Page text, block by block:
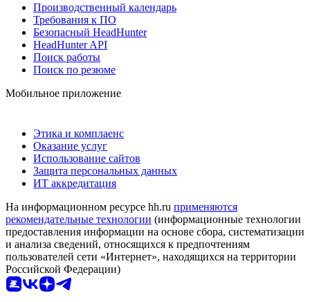
Производственный календарь
Требования к ПО
Безопасный HeadHunter
HeadHunter API
Поиск работы
Поиск по резюме
Мобильное приложение
Этика и комплаенс
Оказание услуг
Использование сайтов
Защита персональных данных
ИТ аккредитация
На информационном ресурсе hh.ru применяются
рекомендательные технологии (информационные технологии
предоставления информации на основе сбора, систематизации
и анализа сведений, относящихся к предпочтениям
пользователей сети «Интернет», находящихся на территории
Российской Федерации)